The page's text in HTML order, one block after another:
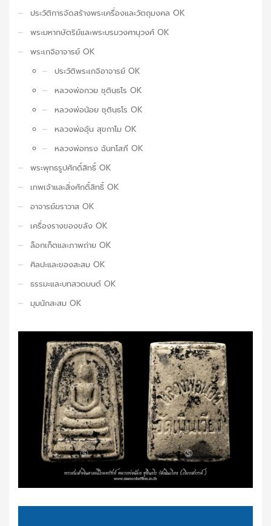
ประวัติการจัดสร้างพระเครื่องและวัตถุมงคล OK
พระมหากษัตริย์และพระบรมวงศานุวงศ์ OK
พระเกจิอาจารย์ OK
ประวัติพระเกจิอาจารย์ OK
หลวงพ่อกวย ชุตินฺธโร OK
หลวงพ่อน้อย ชุตินฺธโร OK
หลวงพ่ออุ้น สุขกาโม OK
หลวงพ่อทรง ฉันทโสภี OK
พระพุทธรูปศักดิ์สิทธิ์ OK
เทพเจ้าและสิ่งศักดิ์สิทธิ์ OK
อาจารย์ฆราวาส OK
เครื่องรางของขลัง OK
ล็อกเก็ตและภาพถ่าย OK
ศิลปะและของสะสม OK
ธรรมะและบทสวดมนต์ OK
มุมนักสะสม OK